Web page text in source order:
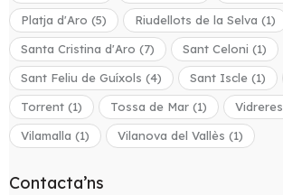
Platja d'Aro (5) Riudellots de la Selva (1)
Santa Cristina d'Aro (7) Sant Celoni (1)
Sant Feliu de Guíxols (4) Sant Iscle (1)
Torrent (1) Tossa de Mar (1) Vidreres
Vilamalla (1) Vilanova del Vallès (1)
Contacta’ns